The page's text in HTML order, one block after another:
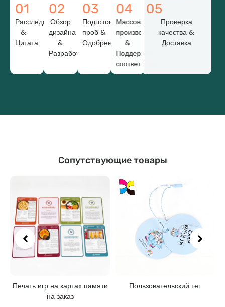
01
Расследование
&
Цитата
02
Обзор
дизайна
&
Разработка
03
Подготовка
проб &
Одобрение
04
Массовое
производство
&
Поддержка
соответствия
05
Проверка
качества &
Доставка
Сопутствующие товары
Пользовательский тег
Игральные карты на заказ с